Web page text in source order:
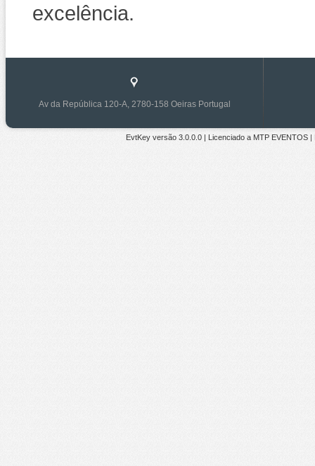
excelência.
Av da República 120-A, 2780-158 Oeiras Portugal
EvtKey versão 3.0.0.0| Licenciado a MTP EVENTOS |